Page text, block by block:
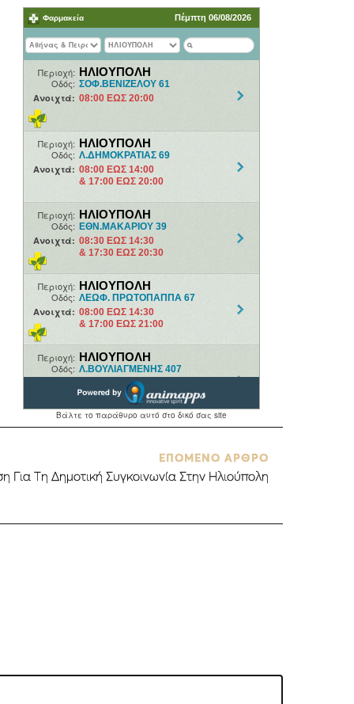
ΕΠΟΜΕΝΟ ΑΡΘΡΟ
Για Τη Δημοτική Συγκοινωνία Στην Ηλιούπολη